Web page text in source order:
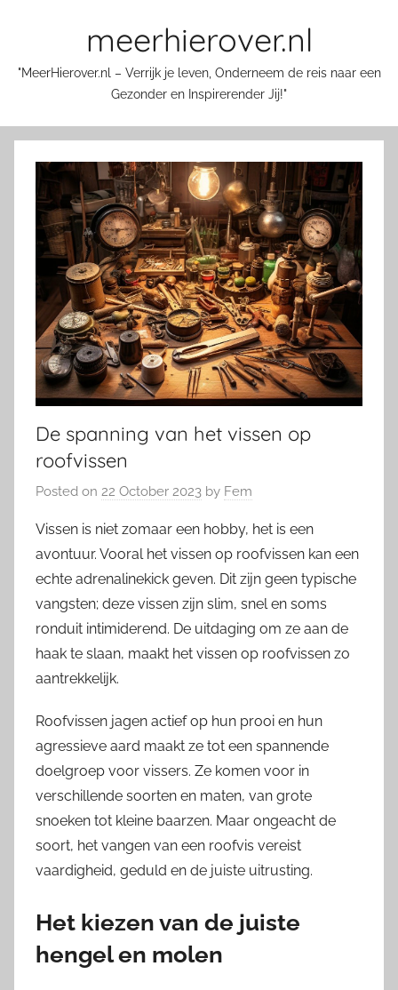
meerhierover.nl
"MeerHierover.nl – Verrijk je leven, Onderneem de reis naar een
Gezonder en Inspirerender Jij!"
De spanning van het vissen op
roofvissen
Posted on 22 October 2023 by Fem
Vissen is niet zomaar een hobby, het is een
avontuur. Vooral het vissen op roofvissen kan een
echte adrenalinekick geven. Dit zijn geen typische
vangsten; deze vissen zijn slim, snel en soms
ronduit intimiderend. De uitdaging om ze aan de
haak te slaan, maakt het vissen op roofvissen zo
aantrekkelijk.
Roofvissen jagen actief op hun prooi en hun
agressieve aard maakt ze tot een spannende
doelgroep voor vissers. Ze komen voor in
verschillende soorten en maten, van grote
snoeken tot kleine baarzen. Maar ongeacht de
soort, het vangen van een roofvis vereist
vaardigheid, geduld en de juiste uitrusting.
Het kiezen van de juiste
hengel en molen